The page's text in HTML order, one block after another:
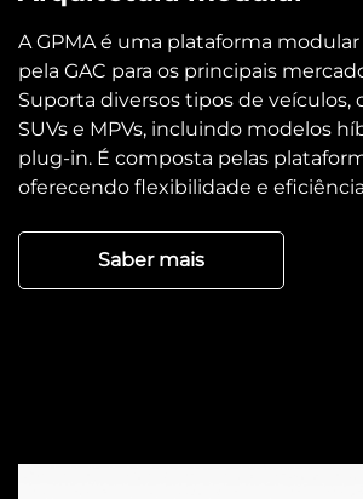
A GPMA é uma plataforma
pela GAC para os principais
Suporta diversos tipos de veículos,
SUVs e MPVs, incluindo modelos
plug-in. É composta pelas
oferecendo flexibilidade e
Saber mais